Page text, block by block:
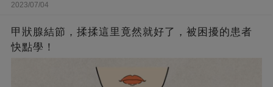
2023/07/04
甲狀腺結節，揉揉這里竟然就好了，被困擾的患者
快點學！